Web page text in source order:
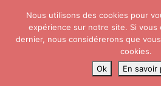
Skip to content
[Vidéo] La chance existe, ils
Nous utilisons des cookies pour
expérience sur notre site. Si vous
dernier, nous considérerons que
cookies.
Ok
En savoir